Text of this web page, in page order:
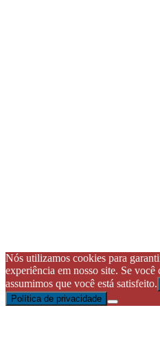
Nós utilizamos cookies para
experiência em nosso site. Se você
assumimos que você está satisfeito.
Política de privacidade